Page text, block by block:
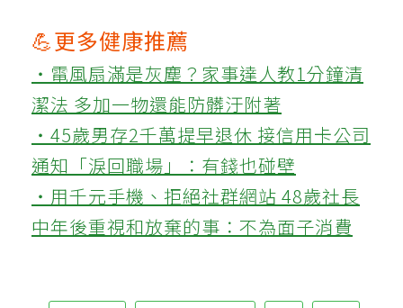
💪更多健康推薦
‧電風扇滿是灰塵？家事達人教1分鐘清
潔法 多加一物還能防髒汙附著
‧45歲男存2千萬提早退休 接信用卡公司
通知「淚回職場」：有錢也碰壁
‧用千元手機、拒絕社群網站 48歲社長
中年後重視和放棄的事：不為面子消費